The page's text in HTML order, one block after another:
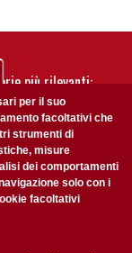
più rilevanti:
per il suo
facoltativi che
strumenti di
misure
dei comportamenti
solo con i
facoltativi